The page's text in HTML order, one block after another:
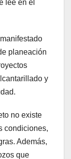
lee en el
planeación
y
no existe
condiciones,
Además,
que